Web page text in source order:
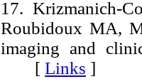
17. Krizmanich-
Roubidoux MA,
imaging and
[ Links ]